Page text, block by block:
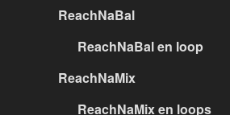
ReachNaBal
ReachNaBal en loop
ReachNaMix
ReachNaMix en loops